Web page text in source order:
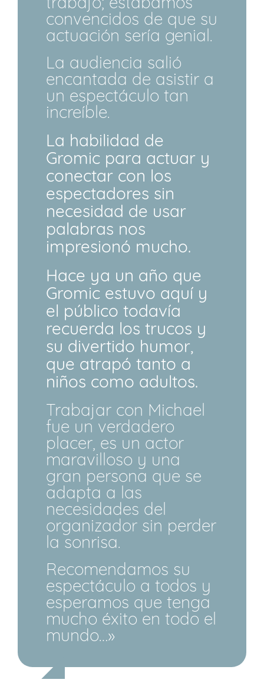
convencidos de que su
actuación sería genial.
La audiencia salió
encantada de asistir a
un espectáculo tan
increíble.
La habilidad de
Gromic para actuar y
conectar con los
espectadores sin
necesidad de usar
palabras nos
impresionó mucho.
Hace ya un año que
Gromic estuvo aquí y
el público todavía
recuerda los trucos y
su divertido humor,
que atrapó tanto a
niños como adultos.
Trabajar con Michael
fue un verdadero
placer, es un actor
maravilloso y una
gran persona que se
adapta a las
necesidades del
organizador sin perder
la sonrisa.
Recomendamos su
espectáculo a todos y
esperamos que tenga
mucho éxito en todo el
mundo…»